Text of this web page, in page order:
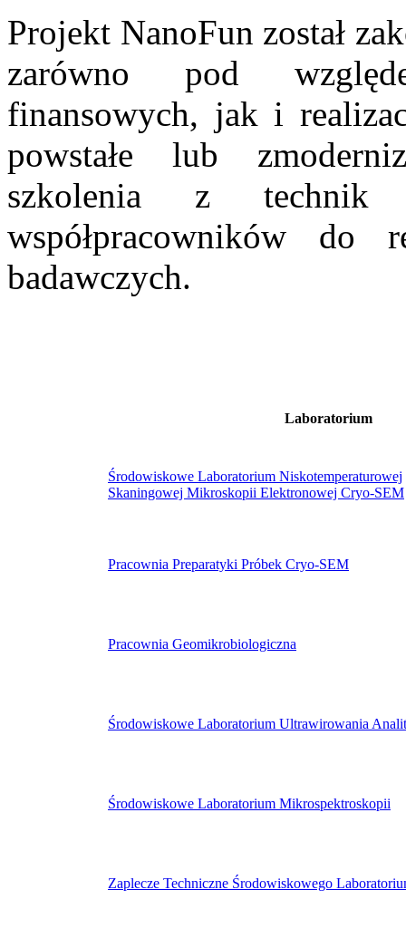
Projekt NanoFun został
zarówno pod
finansowych, jak i
powstałe lub
szkolenia z technik
współpracowników do
badawczych.
Laboratorium
Środowiskowe Laboratorium Niskotemperaturowej
Skaningowej Mikroskopii Elektronowej Cryo-SEM
Pracownia Preparatyki Próbek Cryo-SEM
Pracownia Geomikrobiologiczna
Środowiskowe Laboratorium Ultrawirowania
Środowiskowe Laboratorium Mikrospektroskopii
Zaplecze Techniczne Środowiskowego